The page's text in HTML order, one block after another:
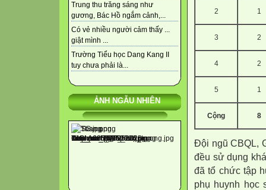
Trung thu trăng sáng như
gương, Bác Hồ ngắm cảnh,...
Có vẻ nhiều người cảm thấy ...
giật mình ...
Trường Tiểu học Dang Kang II
tuy chưa phải là...
ẢNH NGẪU NHIÊN
2 1
3 2
4 2
5 1
Cộng 8
Đội ngũ CBQL,
đều sử dụng
đã tổ chức tập
phụ huynh học